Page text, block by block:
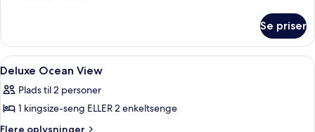
Room
Se priser
Indlæs
alle
billeder
af
Deluxe
Premium-sengetøj, skrivebord,
2
Deluxe Ocean View
Plads til 2 personer
1 kingsize-seng ELLER 2 enkeltsenge
Flere oplysninger
Flere